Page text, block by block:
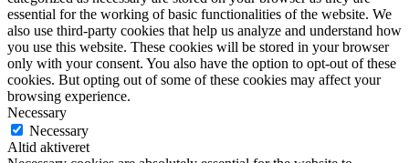
essential for the working of basic functionalities of the website. We
also use third-party cookies that help us analyze and understand how
you use this website. These cookies will be stored in your browser
only with your consent. You also have the option to opt-out of these
cookies. But opting out of some of these cookies may affect your
browsing experience.
Necessary
Necessary
Altid aktiveret